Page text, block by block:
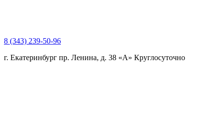
8 (343) 239-50-96
г. Екатеринбург пр. Ленина, д. 38 «А» Круглосуточно